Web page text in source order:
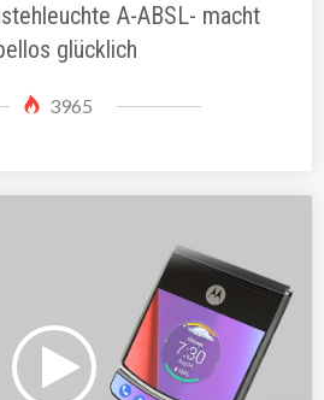
A-ABSL- macht
glücklich
3965